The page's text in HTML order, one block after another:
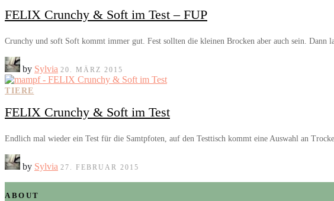
FELIX Crunchy & Soft im Test – FUP
Crunchy und soft Soft kommt immer gut. Fest sollten die kleinen Brocken aber auch sein. Dann
by Sylvia 20. MÄRZ 2015
TIERE
FELIX Crunchy & Soft im Test
Endlich mal wieder ein Test für die Samtpfoten, auf den Testtisch kommt eine Auswahl an
by Sylvia 27. FEBRUAR 2015
ABOUT